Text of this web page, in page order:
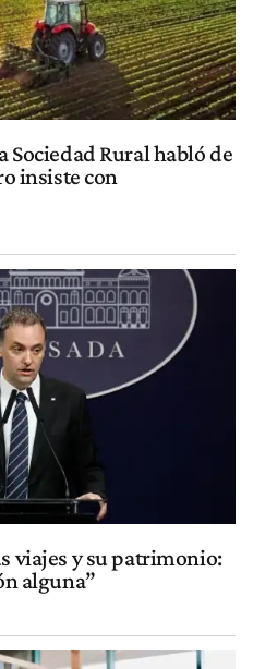
Sociedad Rural habló de
insiste con
viajes y su patrimonio:
alguna”